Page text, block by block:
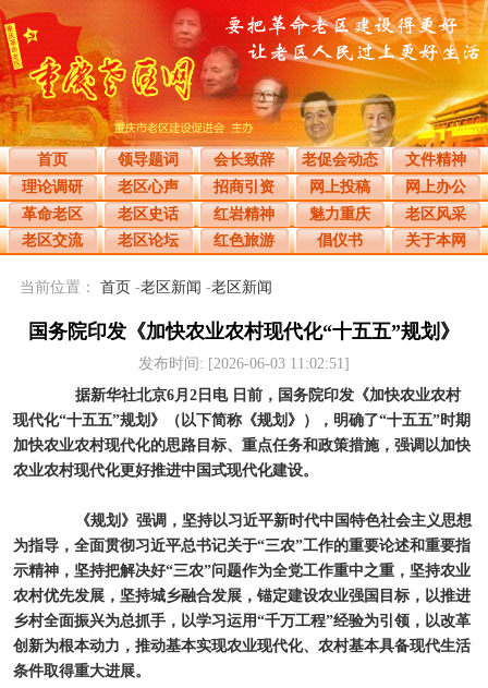
首页 领导题词 会长致辞 老促会动态
文件精神
理论调研
老区心声 招商引资 网上投稿
网上办公
革命老区
老区史话 红岩精神 魅力重庆
老区风采
老区交流
老区论坛 红色旅游 倡仪书 关于本网
当前位置： 首页 -老区新闻 -老区新闻
国务院印发《加快农业农村现代化“十五五”规划》
发布时间: [2026-06-03 11:02:51]
据新华社北京6月2日电 日前，国务院印发《加快农业农村
现代化“十五五”规划》（以下简称《规划》），明确了“十五五”时期
加快农业农村现代化的思路目标、重点任务和政策措施，强调以加快
农业农村现代化更好推进中国式现代化建设。
《规划》强调，坚持以习近平新时代中国特色社会主义思想
为指导，全面贯彻习近平总书记关于“三农”工作的重要论述和重要指
示精神，坚持把解决好“三农”问题作为全党工作重中之重，坚持农业
农村优先发展，坚持城乡融合发展，锚定建设农业强国目标，以推进
乡村全面振兴为总抓手，以学习运用“千万工程”经验为引领，以改革
创新为根本动力，推动基本实现农业现代化、农村基本具备现代生活
条件取得重大进展。